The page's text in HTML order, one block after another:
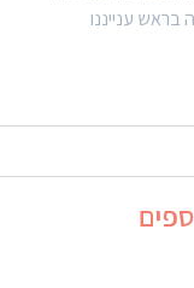
בראש ענייננו